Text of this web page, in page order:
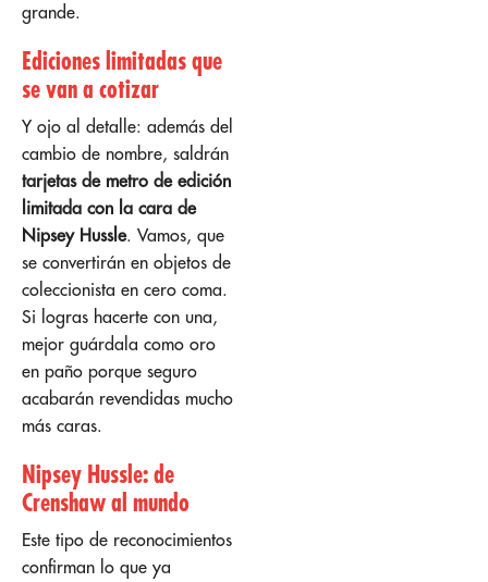
grande.
Ediciones limitadas que
se van a cotizar
Y ojo al detalle: además del
cambio de nombre, saldrán
tarjetas de metro de edición
limitada con la cara de
Nipsey Hussle. Vamos, que
se convertirán en objetos de
coleccionista en cero coma.
Si logras hacerte con una,
mejor guárdala como oro
en paño porque seguro
acabarán revendidas mucho
más caras.
Nipsey Hussle: de
Crenshaw al mundo
Este tipo de reconocimientos
confirman lo que ya